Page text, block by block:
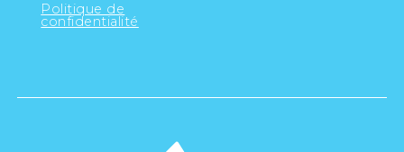
Politique de
confidentialité